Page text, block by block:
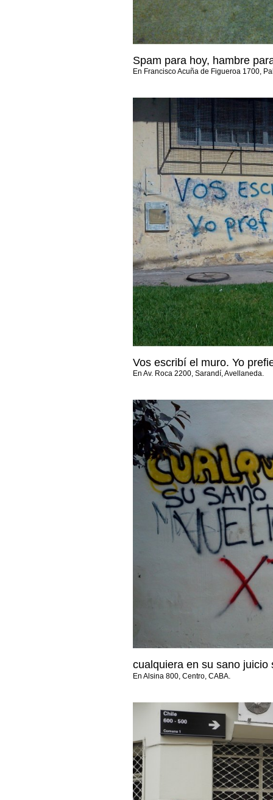
Spam para hoy, hambre
En Francisco Acuña de Figueroa 1700,
Vos escribí el muro. Yo
En Av. Roca 2200, Sarandí, Avellaneda.
cualquiera en su sano
En Alsina 800, Centro, CABA.